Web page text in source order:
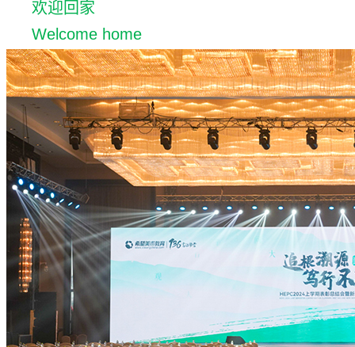
欢迎回家
Welcome home